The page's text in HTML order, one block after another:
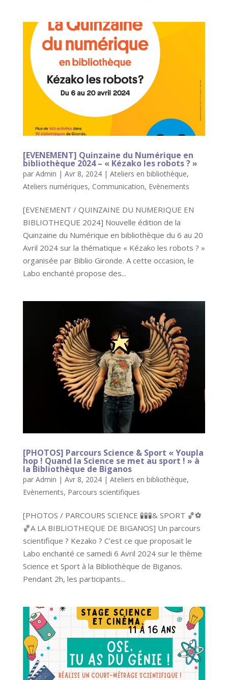
[EVENEMENT] Quinzaine du Numérique en
bibliothèque 2024 – « Kézako les robots ? »
par Admin | Avr 8, 2024| Ateliers en bibliothèque,
Ateliers numériques, Communication, Evènements
[EVENEMENT / QUINZAINE DU NUMERIQUE EN
BIBLIOTHEQUE 2024] Nouvelle édition de la
Quinzaine du Numérique en bibliothèque du 6 au 20
Avril 2024 sur la thématique « Kézako les robots ? »
organisée par Biblio Gironde. A cette occasion, le
Labo enchanté propose des...
[PHOTOS] Parcours Science & Sport « Youpla
hop ! Quand la Science se met au sport ! » à
la Bibliothèque de Biganos
par Admin | Avr 8, 2024| Ateliers en bibliothèque,
Evènements, Parcours scientifiques
[PHOTOS / PARCOURS SCIENCE 🧪🧪🧪& SPORT 🏀⚽
🏀A LA BIBLIOTHEQUE DE BIGANOS] Un parcours
scientifique ? Kezako ? C’est ce que proposait le
Labo enchanté ce samedi 6 Avril 2024 sur le thème
Science et Sport à la Bibliothèque de Biganos.
Pendant 2h, les participants...